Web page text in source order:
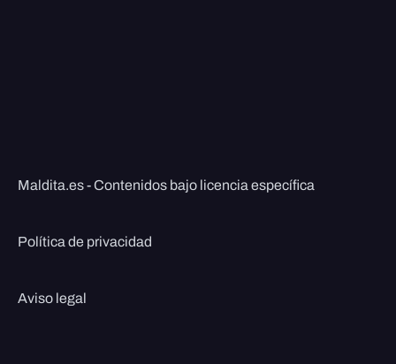
Maldita.es - Contenidos bajo licencia específica
Política de privacidad
Aviso legal